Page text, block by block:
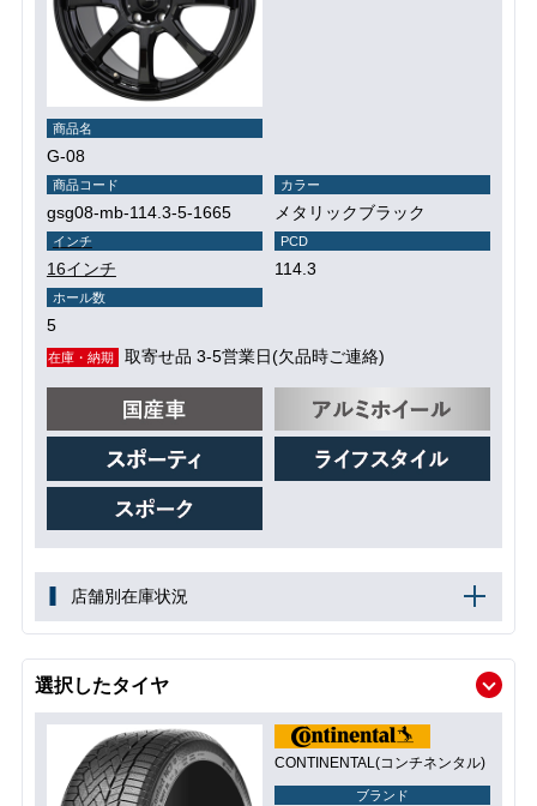
商品名
G-08
商品コード
gsg08-mb-114.3-5-1665
カラー
メタリックブラック
インチ
16インチ
PCD
114.3
ホール数
5
在庫・納期 取寄せ品 3-5営業日(欠品時ご連絡)
店舗別在庫状況
選択したタイヤ
CONTINENTAL(コンチネンタル)
ブランド